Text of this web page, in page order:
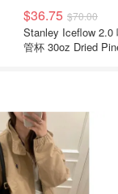
$36.75 $70.00
Stanley Iceflow 2.0 吸
管杯 30oz Dried